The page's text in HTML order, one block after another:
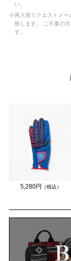
い。
※再入荷リクエストメー
致します。 ご不要の
す。
5,280円 （税込）